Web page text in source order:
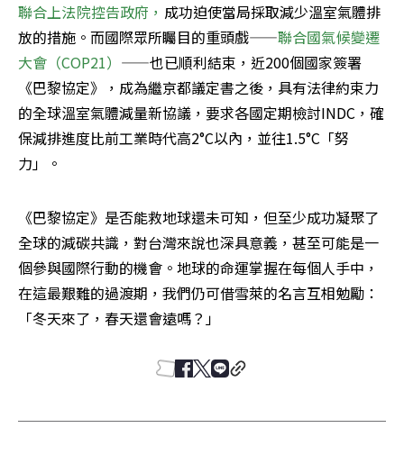
聯合上法院控告政府， 成功迫使當局採取減少溫室氣體排
放的措施。而國際眾所矚目的重頭戲——聯合國氣候變遷
大會（COP21） ——也已順利結束，近200個國家簽署
《巴黎協定》，成為繼京都議定書之後，具有法律約束力
的全球溫室氣體減量新協議，要求各國定期檢討INDC，確
保減排進度比前工業時代高2°C以內，並往1.5°C「努
力」。
《巴黎協定》是否能救地球還未可知，但至少成功凝聚了
全球的減碳共識，對台灣來說也深具意義，甚至可能是一
個參與國際行動的機會。地球的命運掌握在每個人手中，
在這最艱難的過渡期，我們仍可借雪萊的名言互相勉勵：
「冬天來了，春天還會遠嗎？」